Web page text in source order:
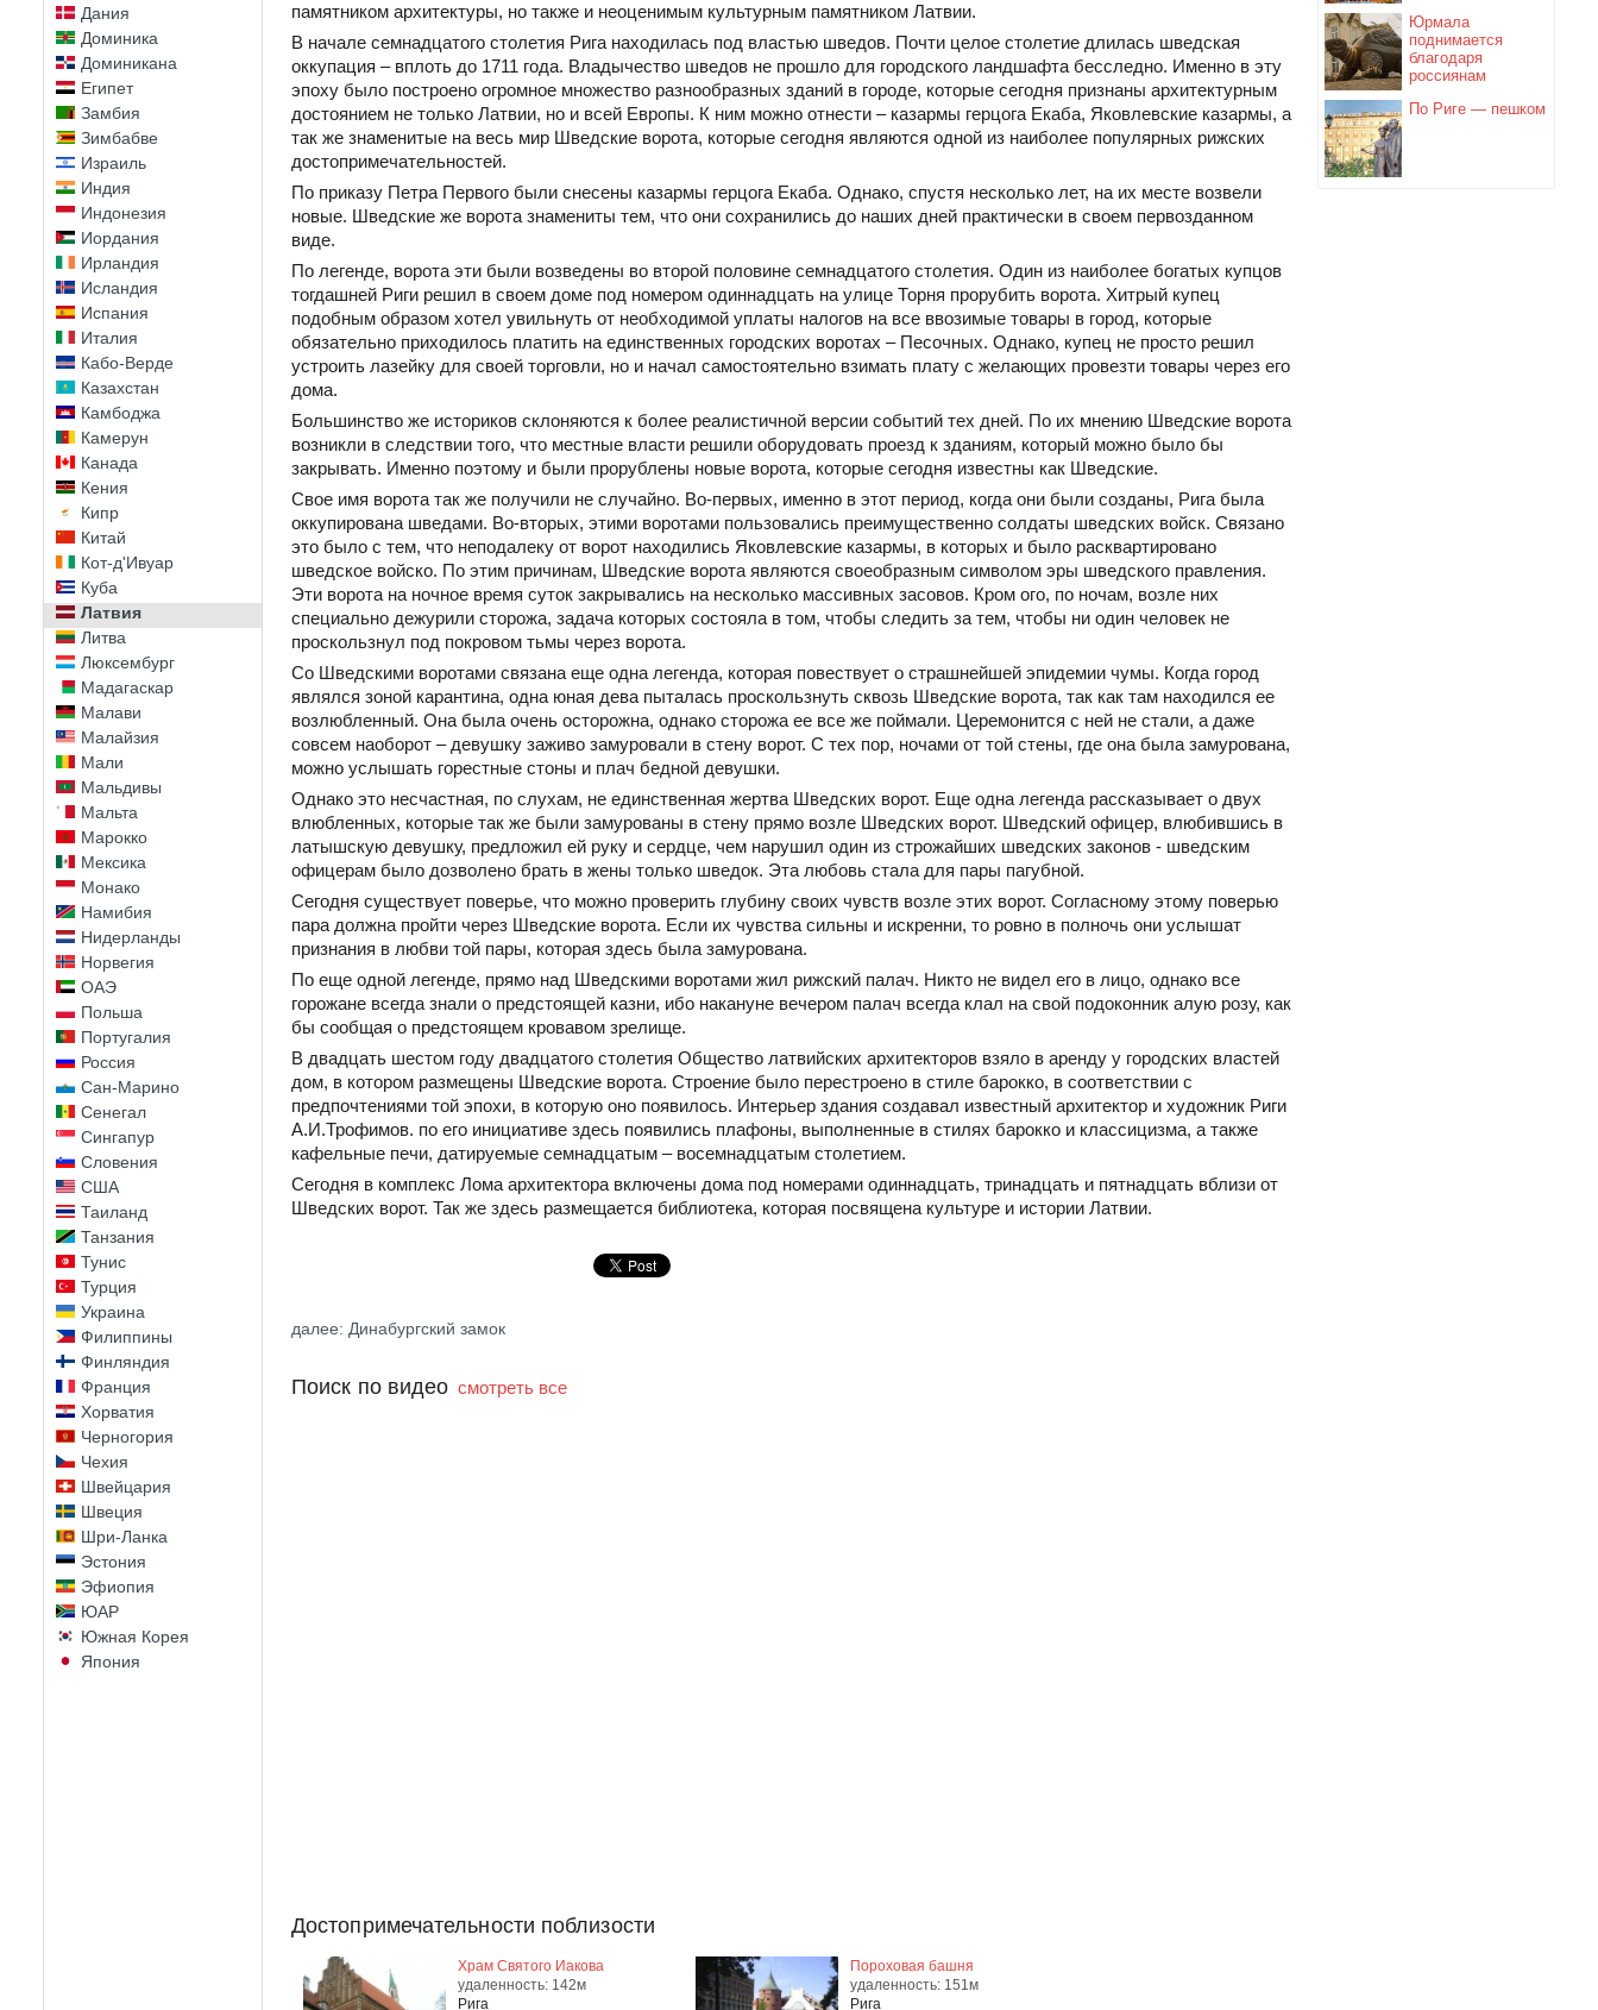
Дания
Доминика
Доминикана
Египет
Замбия
Зимбабве
Израиль
Индия
Индонезия
Иордания
Ирландия
Исландия
Испания
Италия
Кабо-Верде
Казахстан
Камбоджа
Камерун
Канада
Кения
Кипр
Китай
Кот-д'Ивуар
Куба
Латвия
Литва
Люксембург
Мадагаскар
Малави
Малайзия
Мали
Мальдивы
Мальта
Марокко
Мексика
Монако
Намибия
Нидерланды
Норвегия
ОАЭ
Польша
Португалия
Россия
Сан-Марино
Сенегал
Сингапур
Словения
США
Таиланд
Танзания
Тунис
Турция
Украина
Филиппины
Финляндия
Франция
Хорватия
Черногория
Чехия
Швейцария
Швеция
Шри-Ланка
Эстония
Эфиопия
ЮАР
Южная Корея
Япония
Юрмала
поднимается
благодаря
россиянам
По Риге — пешком
памятником архитектуры, но также и неоценимым культурным памятником Латвии.
В начале семнадцатого столетия Рига находилась под властью шведов. Почти целое столетие длилась шведская
оккупация – вплоть до 1711 года. Владычество шведов не прошло для городского ландшафта бесследно. Именно в эту
эпоху было построено огромное множество разнообразных зданий в городе, которые сегодня признаны архитектурным
достоянием не только Латвии, но и всей Европы. К ним можно отнести – казармы герцога Екаба, Яковлевские казармы, а
так же знаменитые на весь мир Шведские ворота, которые сегодня являются одной из наиболее популярных рижских
достопримечательностей.
По приказу Петра Первого были снесены казармы герцога Екаба. Однако, спустя несколько лет, на их месте возвели
новые. Шведские же ворота знамениты тем, что они сохранились до наших дней практически в своем первозданном
виде.
По легенде, ворота эти были возведены во второй половине семнадцатого столетия. Один из наиболее богатых купцов
тогдашней Риги решил в своем доме под номером одиннадцать на улице Торня прорубить ворота. Хитрый купец
подобным образом хотел увильнуть от необходимой уплаты налогов на все ввозимые товары в город, которые
обязательно приходилось платить на единственных городских воротах – Песочных. Однако, купец не просто решил
устроить лазейку для своей торговли, но и начал самостоятельно взимать плату с желающих провезти товары через его
дома.
Большинство же историков склоняются к более реалистичной версии событий тех дней. По их мнению Шведские ворота
возникли в следствии того, что местные власти решили оборудовать проезд к зданиям, который можно было бы
закрывать. Именно поэтому и были прорублены новые ворота, которые сегодня известны как Шведские.
Свое имя ворота так же получили не случайно. Во-первых, именно в этот период, когда они были созданы, Рига была
оккупирована шведами. Во-вторых, этими воротами пользовались преимущественно солдаты шведских войск. Связано
это было с тем, что неподалеку от ворот находились Яковлевские казармы, в которых и было расквартировано
шведское войско. По этим причинам, Шведские ворота являются своеобразным символом эры шведского правления.
Эти ворота на ночное время суток закрывались на несколько массивных засовов. Кром ого, по ночам, возле них
специально дежурили сторожа, задача которых состояла в том, чтобы следить за тем, чтобы ни один человек не
проскользнул под покровом тьмы через ворота.
Со Шведскими воротами связана еще одна легенда, которая повествует о страшнейшей эпидемии чумы. Когда город
являлся зоной карантина, одна юная дева пыталась проскользнуть сквозь Шведские ворота, так как там находился ее
возлюбленный. Она была очень осторожна, однако сторожа ее все же поймали. Церемонится с ней не стали, а даже
совсем наоборот – девушку заживо замуровали в стену ворот. С тех пор, ночами от той стены, где она была замурована,
можно услышать горестные стоны и плач бедной девушки.
Однако это несчастная, по слухам, не единственная жертва Шведских ворот. Еще одна легенда рассказывает о двух
влюбленных, которые так же были замурованы в стену прямо возле Шведских ворот. Шведский офицер, влюбившись в
латышскую девушку, предложил ей руку и сердце, чем нарушил один из строжайших шведских законов - шведским
офицерам было дозволено брать в жены только шведок. Эта любовь стала для пары пагубной.
Сегодня существует поверье, что можно проверить глубину своих чувств возле этих ворот. Согласному этому поверью
пара должна пройти через Шведские ворота. Если их чувства сильны и искренни, то ровно в полночь они услышат
признания в любви той пары, которая здесь была замурована.
По еще одной легенде, прямо над Шведскими воротами жил рижский палач. Никто не видел его в лицо, однако все
горожане всегда знали о предстоящей казни, ибо накануне вечером палач всегда клал на свой подоконник алую розу, как
бы сообщая о предстоящем кровавом зрелище.
В двадцать шестом году двадцатого столетия Общество латвийских архитекторов взяло в аренду у городских властей
дом, в котором размещены Шведские ворота. Строение было перестроено в стиле барокко, в соответствии с
предпочтениями той эпохи, в которую оно появилось. Интерьер здания создавал известный архитектор и художник Риги
А.И.Трофимов. по его инициативе здесь появились плафоны, выполненные в стилях барокко и классицизма, а также
кафельные печи, датируемые семнадцатым – восемнадцатым столетием.
Сегодня в комплекс Лома архитектора включены дома под номерами одиннадцать, тринадцать и пятнадцать вблизи от
Шведских ворот. Так же здесь размещается библиотека, которая посвящена культуре и истории Латвии.
далее: Динабургский замок
Поиск по видео смотреть все
Достопримечательности поблизости
Храм Святого Иакова
удаленность: 142м
Рига
Пороховая башня
удаленность: 151м
Рига